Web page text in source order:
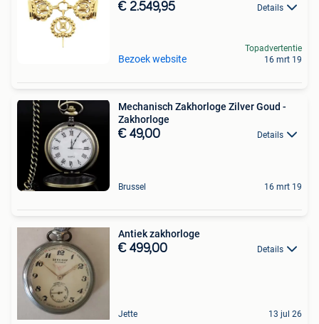
€ 2.549,95 Details
Bezoek website
Topadvertentie
16 mrt 19
Mechanisch Zakhorloge Zilver Goud -
Zakhorloge
€ 49,00 Details
Brussel 16 mrt 19
Antiek zakhorloge ️
€ 499,00 Details
Jette 13 jul 26